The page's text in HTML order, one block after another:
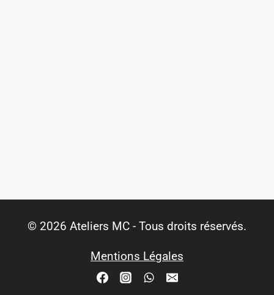
© 2026 Ateliers MC - Tous droits réservés.
Mentions Légales